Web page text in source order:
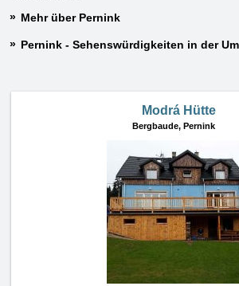
Mehr über Pernink
Pernink - Sehenswürdigkeiten in der
Modrá Hütte
Bergbaude, Pernink